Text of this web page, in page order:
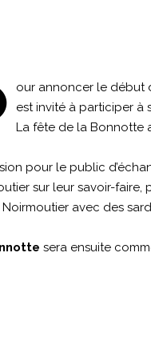
our annoncer le début
est invité à participer à
La fête de la Bonnotte
pour le public
sur leur savoir-
Noirmoutier avec des
sera ensuite